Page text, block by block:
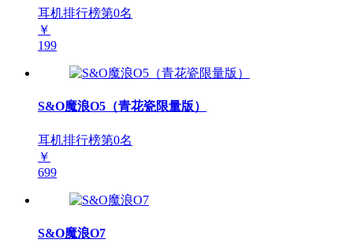
耳机排行榜第0名
￥
199
S&O魔浪O5（青花瓷限量版）
耳机排行榜第0名
￥
699
S&O魔浪O7